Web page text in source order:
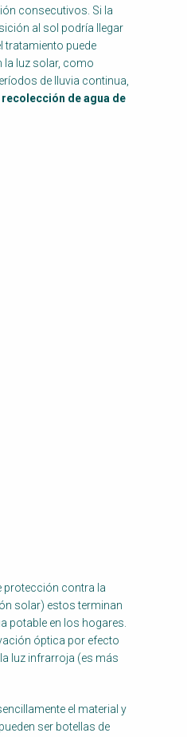
consecutivos. Si la
al sol podría llegar
tratamiento puede
la luz solar, como
de lluvia continua,
recolección de agua de
protección contra la
solar) estos terminan
potable en los hogares.
óptica por efecto
luz infrarroja (es más
el material y
ser botellas de